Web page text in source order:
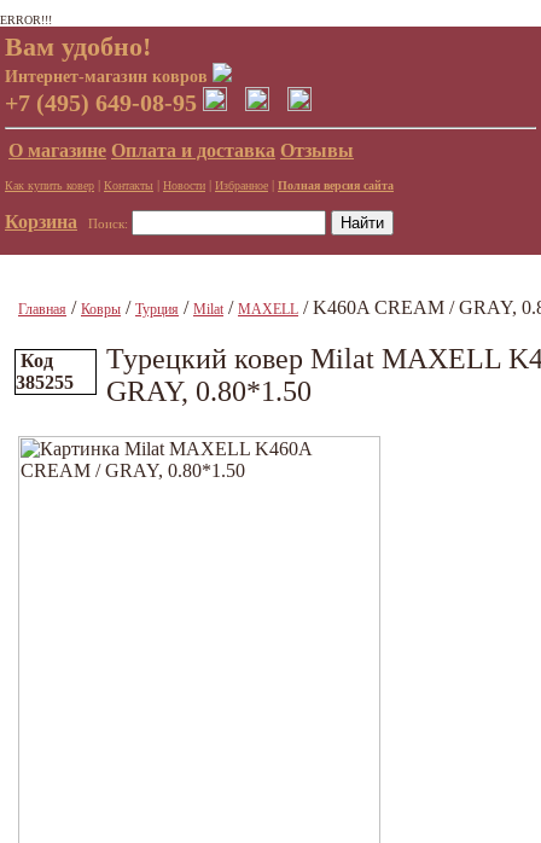
ERROR!!!
Вам удобно!
Интернет-магазин ковров
+7 (495) 649-08-95
О магазине Оплата и доставка Отзывы
Как купить ковер | Контакты | Новости | Избранное | Полная версия сайта
Корзина Поиск:
Главная / Ковры / Турция / Milat / MAXELL / K460A CREAM / GRAY,
Код
385255
Турецкий ковер Milat MAXELL
GRAY, 0.80*1.50